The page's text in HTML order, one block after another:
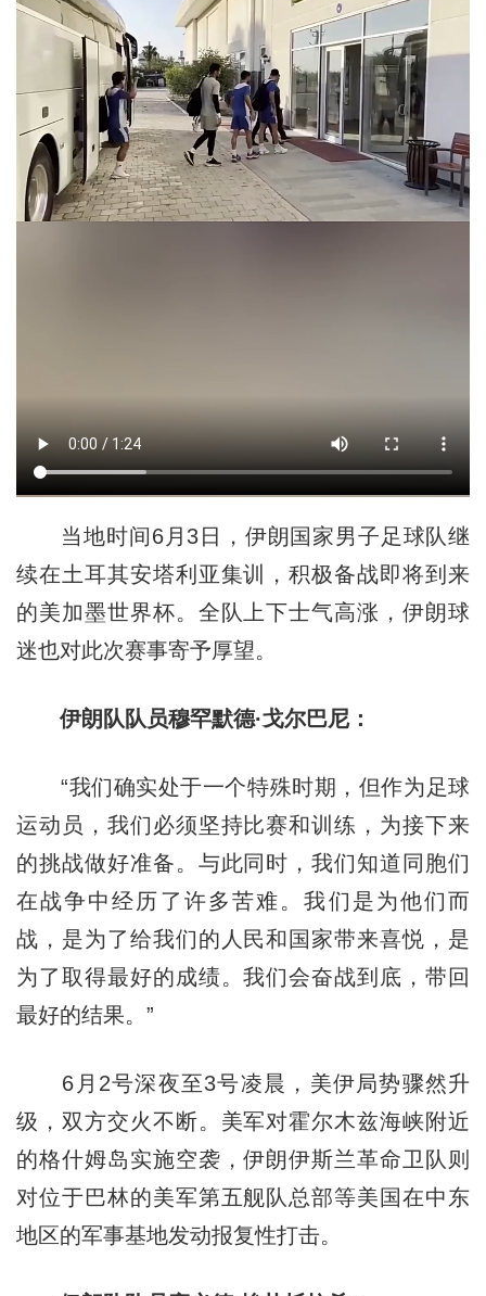
当地时间6月3日，伊朗国家男子足球队继
续在土耳其安塔利亚集训，积极备战即将到来
的美加墨世界杯。全队上下士气高涨，伊朗球
迷也对此次赛事寄予厚望。
伊朗队队员穆罕默德·戈尔巴尼：
“我们确实处于一个特殊时期，但作为足球
运动员，我们必须坚持比赛和训练，为接下来
的挑战做好准备。与此同时，我们知道同胞们
在战争中经历了许多苦难。我们是为他们而
战，是为了给我们的人民和国家带来喜悦，是
为了取得最好的成绩。我们会奋战到底，带回
最好的结果。”
6月2号深夜至3号凌晨，美伊局势骤然升
级，双方交火不断。美军对霍尔木兹海峡附近
的格什姆岛实施空袭，伊朗伊斯兰革命卫队则
对位于巴林的美军第五舰队总部等美国在中东
地区的军事基地发动报复性打击。